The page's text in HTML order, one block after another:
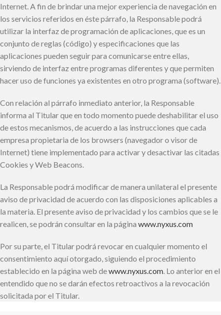
Internet. A fin de brindar una mejor experiencia de navegación en
los servicios referidos en éste párrafo, la Responsable podrá
utilizar la interfaz de programación de aplicaciones, que es un
conjunto de reglas (código) y especificaciones que las
aplicaciones pueden seguir para comunicarse entre ellas,
sirviendo de interfaz entre programas diferentes y que permiten
hacer uso de funciones ya existentes en otro programa (software).
Con relación al párrafo inmediato anterior, la Responsable
informa al Titular que en todo momento puede deshabilitar el uso
de estos mecanismos, de acuerdo a las instrucciones que cada
empresa propietaria de los browsers (navegador o visor de
Internet) tiene implementado para activar y desactivar las citadas
Cookies y Web Beacons.
La Responsable podrá modificar de manera unilateral el presente
aviso de privacidad de acuerdo con las disposiciones aplicables a
la materia. El presente aviso de privacidad y los cambios que se le
realicen, se podrán consultar en la página www.nyxus.com
Por su parte, el Titular podrá revocar en cualquier momento el
consentimiento aquí otorgado, siguiendo el procedimiento
establecido en la página web dewww.nyxus.com. Lo anterior en el
entendido que no se darán efectos retroactivos a la revocación
solicitada por el Titular.